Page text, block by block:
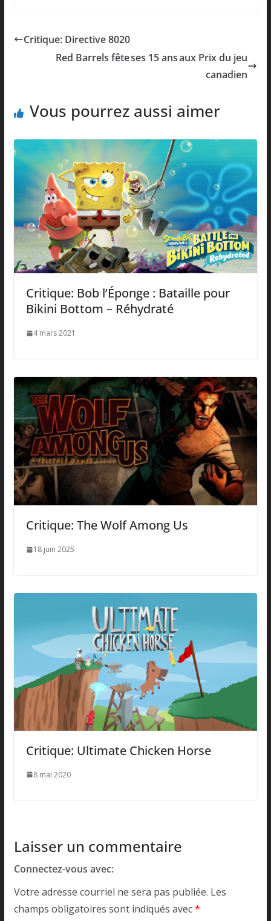
Critique: Directive 8020
Red Barrels fête ses 15 ans aux Prix du jeu
canadien
Vous pourrez aussi aimer
Critique: Bob l’Éponge : Bataille pour
Bikini Bottom – Réhydraté
4 mars 2021
Critique: The Wolf Among Us
18 juin 2025
Critique: Ultimate Chicken Horse
8 mai 2020
Laisser un commentaire
Connectez-vous avec:
Votre adresse courriel ne sera pas publiée. Les
champs obligatoires sont indiqués avec*